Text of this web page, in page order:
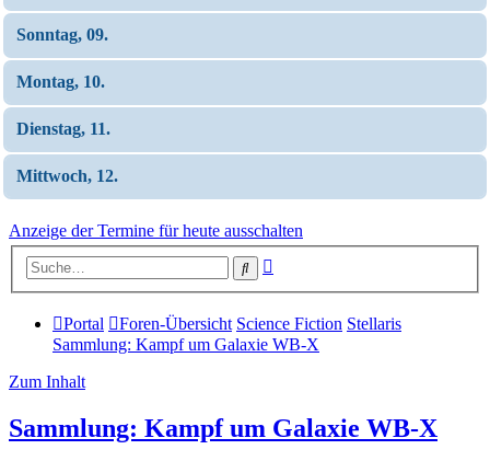
Sonntag, 09.
Montag, 10.
Dienstag, 11.
Mittwoch, 12.
Anzeige der Termine für heute ausschalten
Suche
Portal Foren-Übersicht Science Fiction Stellaris
Sammlung: Kampf um Galaxie WB-X
Zum Inhalt
Sammlung: Kampf um Galaxie WB-X